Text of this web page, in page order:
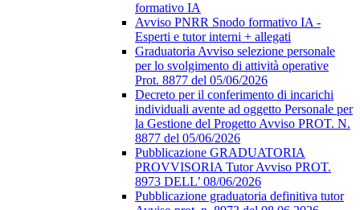
formativo IA
Avviso PNRR Snodo formativo IA -
Esperti e tutor interni + allegati
Graduatoria Avviso selezione personale
per lo svolgimento di attività operative
Prot. 8877 del 05/06/2026
Decreto per il conferimento di incarichi
individuali avente ad oggetto Personale per
la Gestione del Progetto Avviso PROT. N.
8877 del 05/06/2026
Pubblicazione GRADUATORIA
PROVVISORIA Tutor Avviso PROT.
8973 DELL’ 08/06/2026
Pubblicazione graduatoria definitiva tutor